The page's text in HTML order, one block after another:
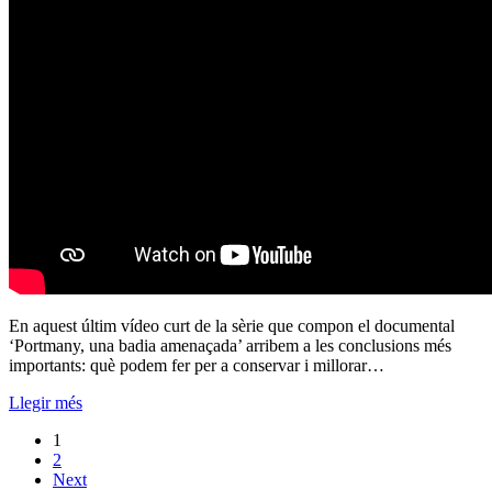
En aquest últim vídeo curt de la sèrie que compon el documental
‘Portmany, una badia amenaçada’ arribem a les conclusions més
importants: què podem fer per a conservar i millorar…
Llegir més
1
2
Next